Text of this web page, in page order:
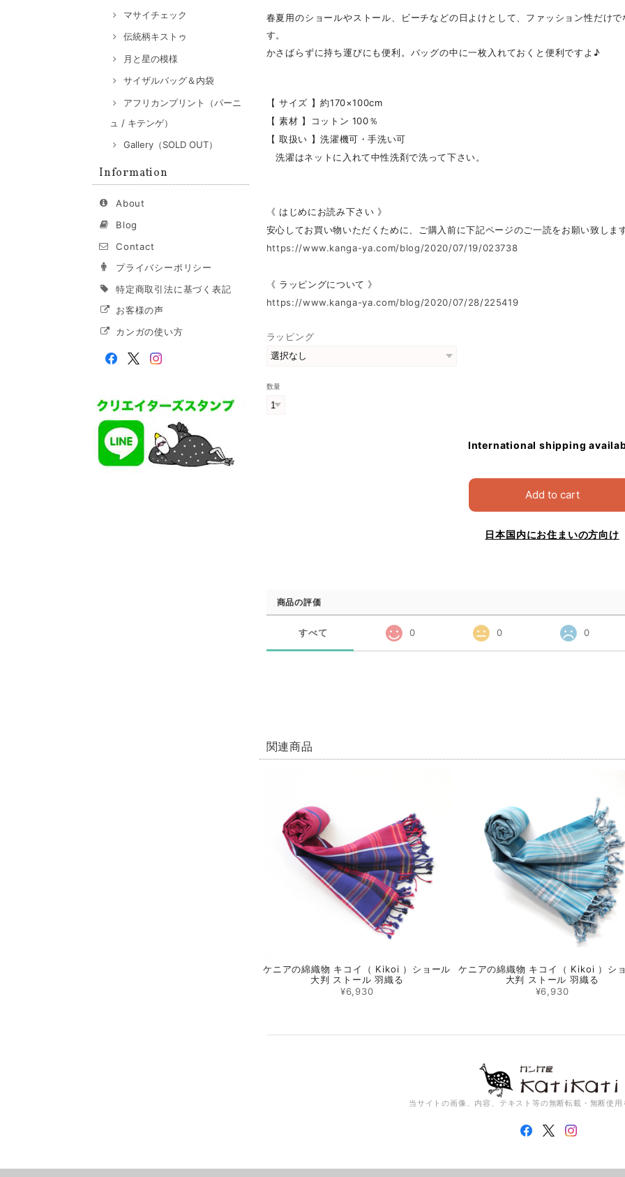
マサイチェック
伝統柄キストゥ
月と星の模様
サイザルバッグ＆内袋
アフリカンプリント（パーニ
ュ / キテンゲ）
Gallery（SOLD OUT）
Information
About
Blog
Contact
プライバシーポリシー
特定商取引法に基づく表記
お客様の声
カンガの使い方
春夏用のショールやストール、ビーチなどの日よけとして、ファッション性だけ
す。
かさばらずに持ち運びにも便利。バッグの中に一枚入れておくと便利ですよ♪
【 サイズ 】約170×100cm
【 素材 】コットン 100％
【 取扱い 】洗濯機可・手洗い可
洗濯はネットに入れて中性洗剤で洗って下さい。
《 はじめにお読み下さい 》
安心してお買い物いただくために、ご購入前に下記ページのご一読をお願い致しま
https://www.kanga-ya.com/blog/2020/07/19/023738
《 ラッピングについて 》
https://www.kanga-ya.com/blog/2020/07/28/225419
ラッピング
数量
International shipping
Add to cart
日本国内にお住まいの方向け
商品の評価
すべて 0 0 0
関連商品
ケニアの綿織物 キコイ（ Kikoi ）ショール
大判 ストール 羽織る
¥6,930
ケニアの綿織物 キコイ（ Kikoi ）シ
大判 ストール 羽織る
¥6,930
当サイトの画像、内容、テキスト等の無断転載・無断使